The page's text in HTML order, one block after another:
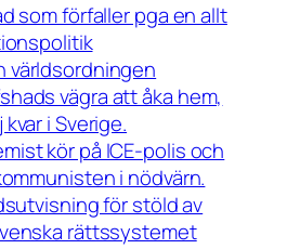
som förfaller pga en allt
världsordningen
vägra att åka hem,
i Sverige.
kör på ICE-polis och
i nödvärn.
för stöld av
rättssystemet